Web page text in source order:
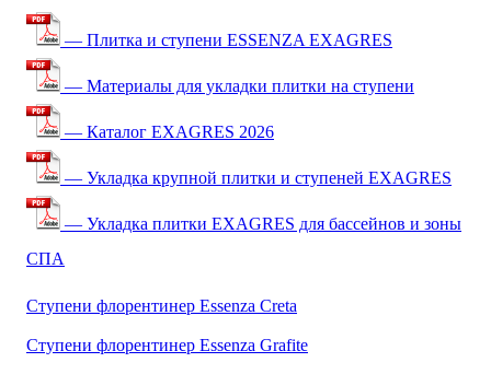
— Плитка и ступени ESSENZA EXAGRES
— Материалы для укладки плитки на ступени
— Каталог EXAGRES 2026
— Укладка крупной плитки и ступеней EXAGRES
— Укладка плитки EXAGRES для бассейнов и зоны
СПА
Ступени флорентинер Essenza Creta
Ступени флорентинер Essenza Grafite